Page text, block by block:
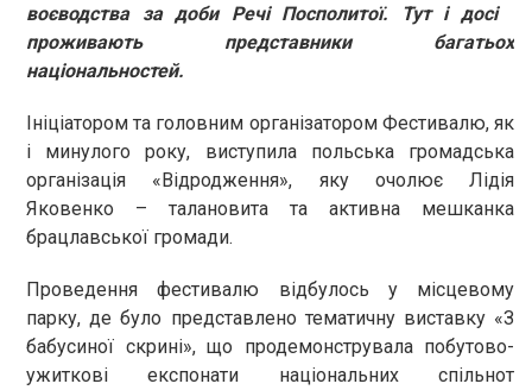
воєводства за доби Речі Посполитої. Тут і досі
проживають представники багатьох
національностей.
Ініціатором та головним організатором Фестивалю, як
і минулого року, виступила польська громадська
організація «Відродження», яку очолює Лідія
Яковенко – талановита та активна мешканка
брацлавської громади.
Проведення фестивалю відбулось у місцевому
парку, де було представлено тематичну виставку «З
бабусиної скрині», що продемонструвала побутово-
ужиткові експонати національних спільнот